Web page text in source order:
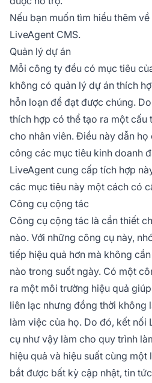
Nếu bạn muốn tìm hiểu thêm
LiveAgent CMS.
Quản lý dự án
Mỗi công ty đều có mục tiêu
không có quản lý dự án thích
hỗn loạn để đạt được chúng.
thích hợp có thể tạo ra một
cho nhân viên. Điều này dẫn
công các mục tiêu kinh doanh
LiveAgent cung cấp tích hợp
các mục tiêu này một cách có
Công cụ cộng tác
Công cụ cộng tác là cần thiết
nào. Với những công cụ này,
tiếp hiệu quả hơn mà không
nào trong suốt ngày. Có một
ra một môi trường hiệu quả
liên lạc nhưng đồng thời không
làm việc của họ. Do đó, kết nối
cụ như vậy làm cho quy trình
hiệu quả và hiệu suất cùng một
bắt được bất kỳ cập nhật, tin